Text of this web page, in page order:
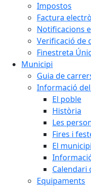
Impostos
Factura
Notificacions
Verificació de
Finestreta
Municipi
Guia de
Informació
El poble
Història
Les
Fires i
El
Calendari
Equipaments